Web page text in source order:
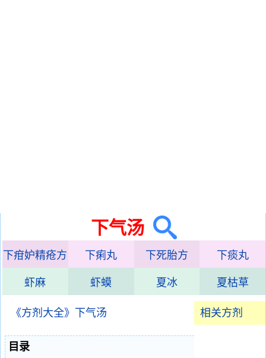
下气汤
下疳妒精疮方 下痢丸 下死胎方 下痰丸
虾麻 虾蟆 夏冰 夏枯草
相关方剂
《方剂大全》下气汤
目录